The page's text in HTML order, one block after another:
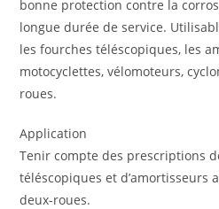
bonne protection contre la
longue durée de service.
les fourches téléscopiques, les
motocyclettes, vélomoteurs,
roues.
Application
Tenir compte des prescriptions
téléscopiques et d’amortisseurs
deux-roues.